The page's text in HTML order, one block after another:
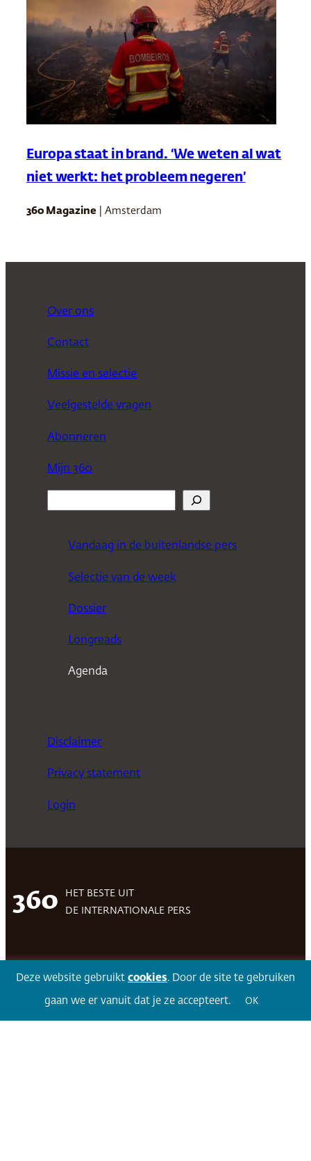
Europa staat in brand. ‘We weten al wat
niet werkt: het probleem negeren’
360 Magazine | Amsterdam
Over ons
Contact
Missie en selectie
Veelgestelde vragen
Abonneren
Mijn 360
Vandaag in de buitenlandse pers
Selectie van de week
Dossier
Longreads
Agenda
Disclaimer
Privacy statement
Login
360
HET BESTE UIT
DE INTERNATIONALE PERS
Volg 360Facebook LinkedIn Twitter
Deze website gebruikt cookies. Door de site te gebruiken
gaan we er vanuit dat je ze accepteert. OK